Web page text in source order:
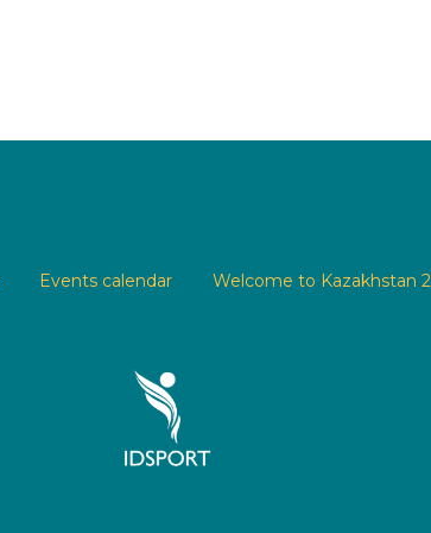
Events calendar Welcome to Kazakhstan